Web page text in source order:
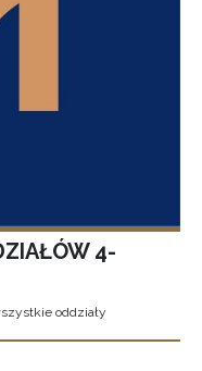
4-
oddziały